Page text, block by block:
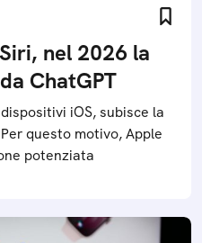
nel 2026 la
ChatGPT
iOS, subisce la
questo motivo, Apple
potenziata